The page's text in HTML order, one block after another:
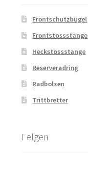
Frontschutzbügel
Frontstossstange
Heckstossstange
Reserveradring
Radbolzen
Trittbretter
Felgen